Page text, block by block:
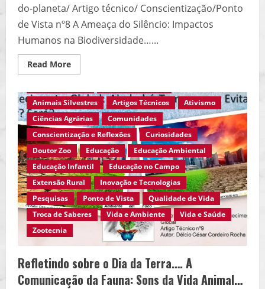
do-planeta/ Artigo técnico/ Conscientização/Ponto
de Vista nº8 A Ameaça do Silêncio: Impactos
Humanos na Biodiversidade…...
Read MoreRead
more
Ameaça
do
Silêncio:
Impactos
Humanos
na
Biodiversidade…
Agro Eco Brasil
Animais Silvestres
Artigos Técnicos
Ativismo
Ciências Agrárias
Comunidades
Conscientização e Reflexões
Curiosidades
Doutor Zoo
Educação
Educação Ambiental
Educação Infantil
Educação no Campo
Extensão Rural
Inovação e Tecnologias
Pesquisas
Ponto de Vista
Qualidade de Vida
Troca de Saberes
Vida e Ambiente
Vida e Saúde
Zootecnia
Refletindo sobre o Dia da Terra…. A
Comunicação da Fauna: Sons da Vida Animal…